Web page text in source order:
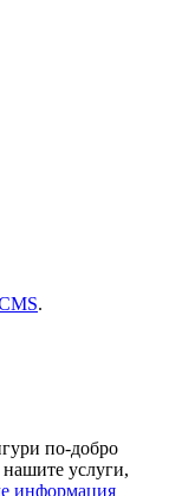
.
по-добро
услуги,
информация